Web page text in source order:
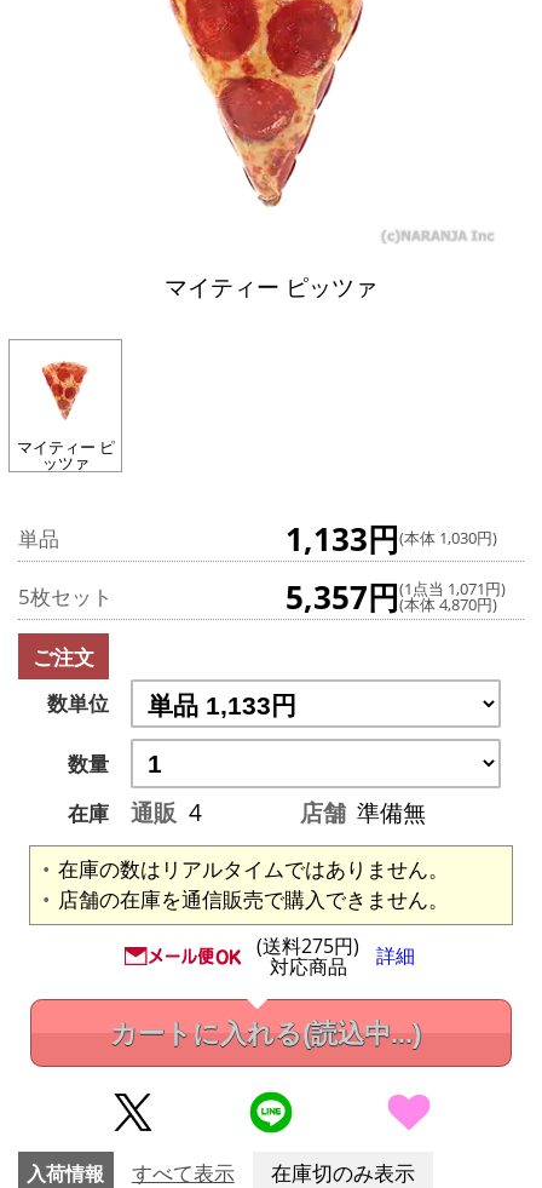
マイティー ピッツァ
マイティー ピ
ッツァ
単品 1,133円(本体 1,030円)
5枚セット 5,357円(1点当 1,071円)
(本体 4,870円)
ご注文
数単位
数量
在庫
通販 4 店舗 準備無
在庫の数はリアルタイムではありません。
店舗の在庫を通信販売で購入できません。
(送料275円)
対応商品 詳細
カートに入れる(読込中...)
入荷情報 すべて表示 在庫切のみ表示